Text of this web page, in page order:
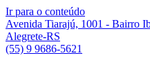
Ir para o conteúdo
Avenida Tiarajú, 1001 - Bairro
Alegrete-RS
(55) 9 9686-5621